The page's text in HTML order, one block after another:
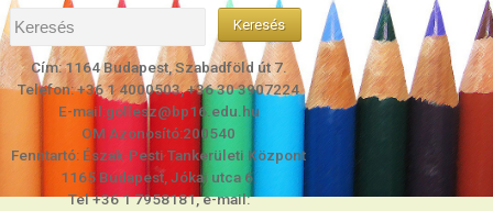
Cím: 1164 Budapest, Szabadföld út 7.
Telefon: +36 1 4000503, +36 30 3907224
E-mail:gollesz@bp16.edu.hu
OM Azonosító:200540
Fenntartó: Észak-Pesti Tankerületi Központ
1165 Budapest, Jókai utca 6.
Tel +36 1 7958181, e-mail: